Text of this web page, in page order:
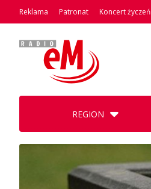
Reklama Patronat Koncert życzeń
REGION